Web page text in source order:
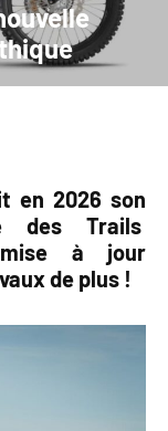
en 2026 son
des Trails
mise à jour
de plus !